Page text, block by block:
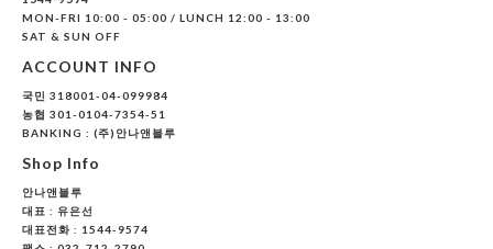
MON-FRI 10:00 - 05:00 / LUNCH 12:00 - 13:00
SAT & SUN OFF
ACCOUNT INFO
국민 318001-04-099984
농협 301-0104-7354-51
BANKING : (주)안나앤블루
Shop Info
안나앤블루
대표 : 유은선
대표전화 : 1544-9574